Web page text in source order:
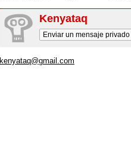
Kenyataq
Enviar un mensaje privado
kenyataq@gmail.com